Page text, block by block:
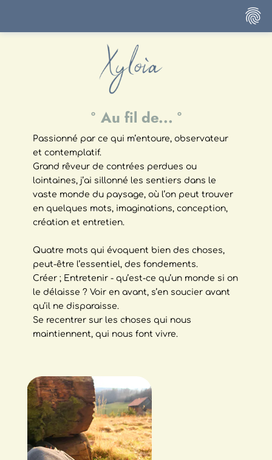
° Au fil de... °
Passionné par ce qui m’entoure, observateur
et contemplatif.
Grand rêveur de contrées perdues ou
lointaines, j’ai sillonné les sentiers dans le
vaste monde du paysage, où l’on peut trouver
en quelques mots, imaginations, conception,
création et entretien.
Quatre mots qui évoquent bien des choses,
peut-être l’essentiel, des fondements.
Créer ; Entretenir - qu’est-ce qu’un monde si on
le délaisse ? Voir en avant, s’en soucier avant
qu’il ne disparaisse.
Se recentrer sur les choses qui nous
maintiennent, qui nous font vivre.
fingerprint